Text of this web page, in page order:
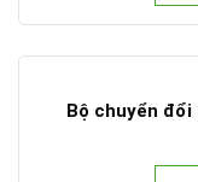
Bộ chuyển